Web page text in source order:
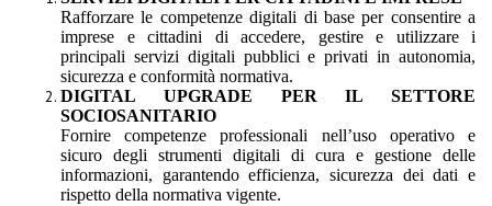
Rafforzare le competenze digitali di base per consentire a
imprese e cittadini di accedere, gestire e utilizzare i
principali servizi digitali pubblici e privati in autonomia,
sicurezza e conformità normativa.
DIGITAL UPGRADE PER IL SETTORE
SOCIOSANITARIO
Fornire competenze professionali nell’uso operativo e
sicuro degli strumenti digitali di cura e gestione delle
informazioni, garantendo efficienza, sicurezza dei dati e
rispetto della normativa vigente.